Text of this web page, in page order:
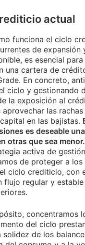
actual
funciona el ciclo
de
es esencial
una cartera de
En concreto,
ciclo y gestionando
la exposición al
aprovechar las
en las bajistas.
es deseable
otras que sea menor.
activa de
de proteger a los
ciclo crediticio, con
flujo regular y
concentramos
del ciclo
solidez de los